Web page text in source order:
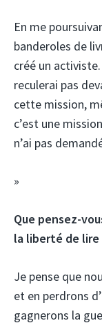
En me
banderoles de
créé un
reculerai pas
cette mission,
c’est une
n’ai pas
»
Que pensez-
la liberté de lire
Je pense que
et en perdrons
gagnerons la